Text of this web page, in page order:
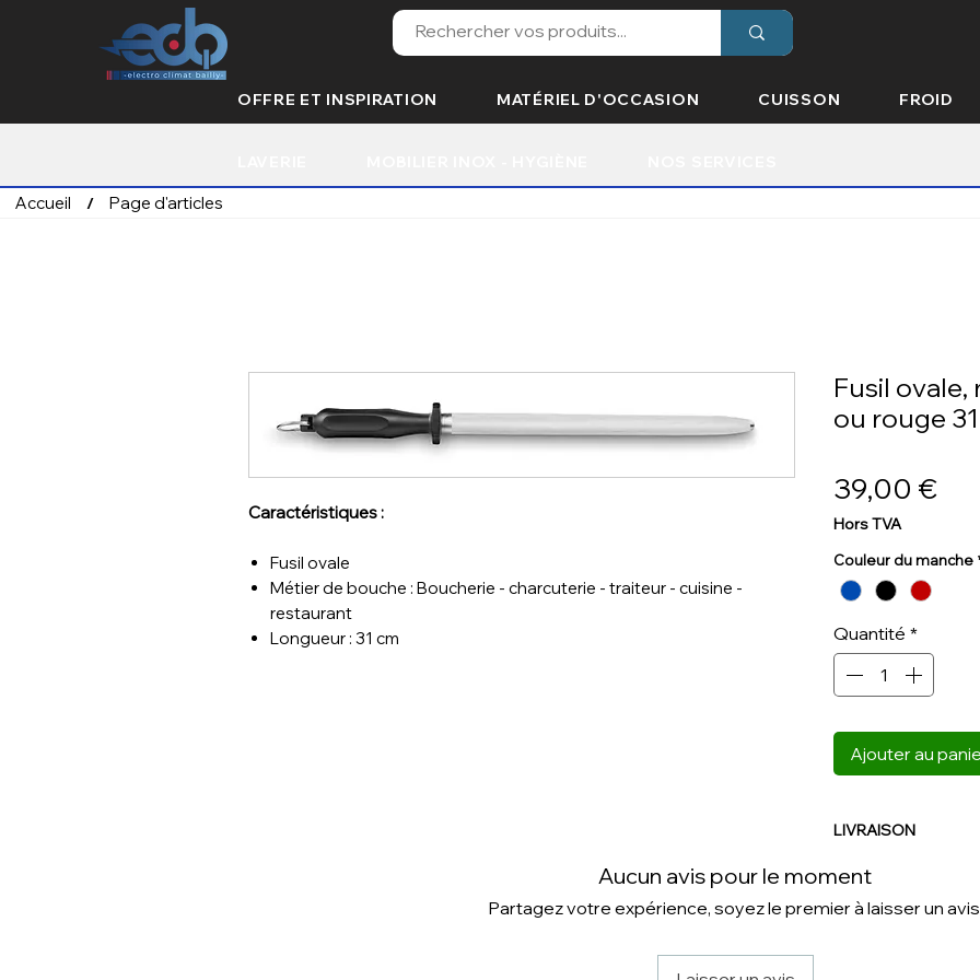
OFFRE ET INSPIRATION MATÉRIEL D'OCCASION CUISSON FROID
Accueil / Page d'articles
Caractéristiques :
Fusil ovale
Métier de bouche : Boucherie - charcuterie - traiteur - cuisine -
restaurant
Longueur : 31 cm
Fusil ovale,
ou rouge
39,00 €Prix
Hors TVA
Couleur du manche
Quantité *
Ajouter au
LIVRAISON
NOUS CONTACTER
Aucun avis pour le moment
Partagez votre expérience, soyez le premier à laisser un